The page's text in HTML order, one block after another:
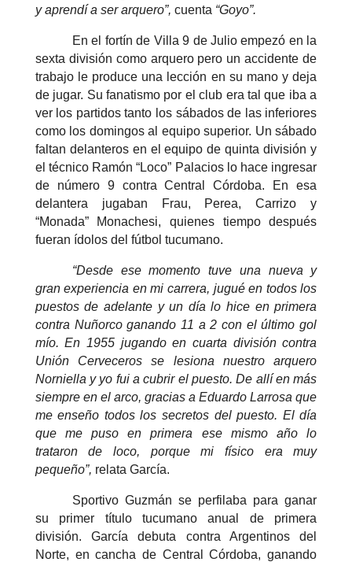
y aprendí a ser arquero”, cuenta “Goyo”.
En el fortín de Villa 9 de Julio empezó en la
sexta división como arquero pero un accidente de
trabajo le produce una lección en su mano y deja
de jugar. Su fanatismo por el club era tal que iba a
ver los partidos tanto los sábados de las inferiores
como los domingos al equipo superior. Un sábado
faltan delanteros en el equipo de quinta división y
el técnico Ramón “Loco” Palacios lo hace ingresar
de número 9 contra Central Córdoba. En esa
delantera jugaban Frau, Perea, Carrizo y
“Monada” Monachesi, quienes tiempo después
fueran ídolos del fútbol tucumano.
“Desde ese momento tuve una nueva y
gran experiencia en mi carrera, jugué en todos los
puestos de adelante y un día lo hice en primera
contra Nuñorco ganando 11 a 2 con el último gol
mío. En 1955 jugando en cuarta división contra
Unión Cerveceros se lesiona nuestro arquero
Norniella y yo fui a cubrir el puesto. De allí en más
siempre en el arco, gracias a Eduardo Larrosa que
me enseño todos los secretos del puesto. El día
que me puso en primera ese mismo año lo
trataron de loco, porque mi físico era muy
pequeño”, relata García.
Sportivo Guzmán se perfilaba para ganar
su primer título tucumano anual de primera
división. García debuta contra Argentinos del
Norte, en cancha de Central Córdoba, ganando